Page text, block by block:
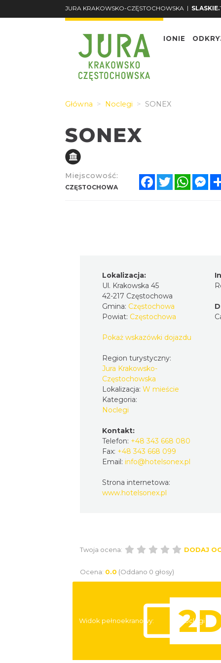
JURA KRAKOWSKO-CZĘSTOCHOWSKA | SLASKIE.
O REGIONIE
Główna Noclegi SONEX
SONEX
Miejscowość:
CZĘSTOCHOWA
FacebookTwitter
Lokalizacja:
Ul. Krakowska 45
42-217 Częstochowa
Gmina: Częstochowa
Powiat: Częstochowa
Pokaż wskazówki dojazdu
Region turystyczny:
Jura Krakowsko-
Częstochowska
Lokalizacja: W mieście
Kategoria:
Noclegi
Kontakt:
Telefon: +48 343 668 080
Fax: +48 343 668 099
Email: info@hotelsonex.pl
Strona internetowa:
www.hotelsonex.pl
Twoja ocena: DODAJ
Ocena: 0.0 (Oddano 0 głosy)
Widok pełnoekranowy: Noclegi